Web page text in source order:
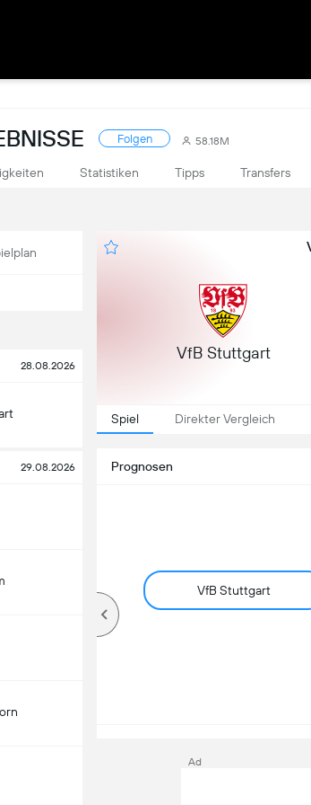
Folgen 58.18M
Statistiken Tipps Transfers
28.08.2026
29.08.2026
VfB Stuttgart
Spiel Direkter Vergleich
Prognosen
VfB Stuttgart
Ad